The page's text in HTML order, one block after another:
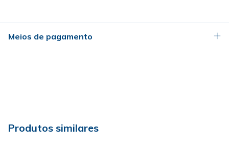
Meios de pagamento
Produtos similares